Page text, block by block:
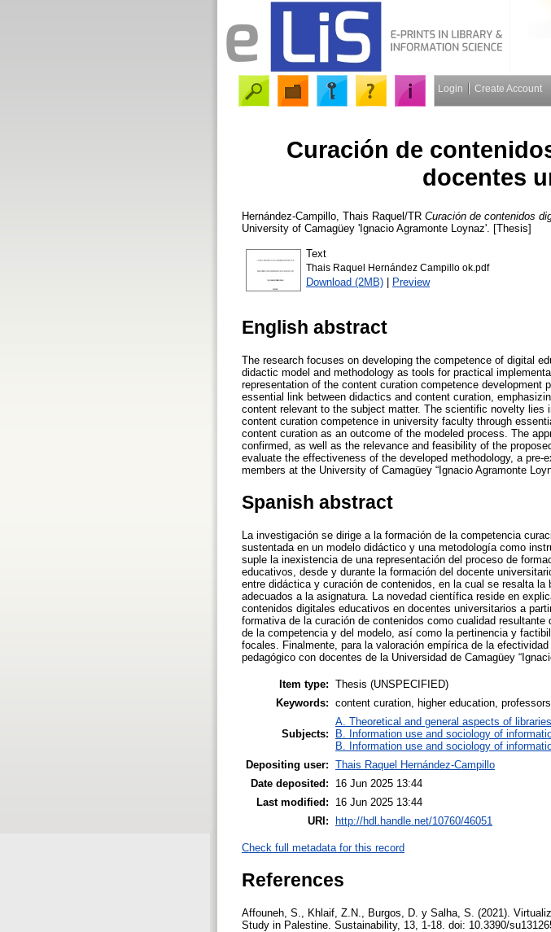
Login Create Account
Curación de
docentes
Hernández-Campillo, Thais Raquel/TR Curación de contenidos
University of Camagüey 'Ignacio Agramonte Loynaz'. [Thesis]
Text
Thais Raquel Hernández Campillo ok.pdf
Download (2MB) | Preview
English abstract
The research focuses on developing the competence of digital
didactic model and methodology as tools for practical
representation of the content curation competence
essential link between didactics and content curation,
content relevant to the subject matter. The scientific novelty lies
content curation competence in university faculty through
content curation as an outcome of the modeled process. The
confirmed, as well as the relevance and feasibility of the
evaluate the effectiveness of the developed methodology, a
members at the University of Camagüey “Ignacio Agramonte
Spanish abstract
La investigación se dirige a la formación de la competencia
sustentada en un modelo didáctico y una metodología como
suple la inexistencia de una representación del proceso de
educativos, desde y durante la formación del docente
entre didáctica y curación de contenidos, en la cual se resalta
adecuados a la asignatura. La novedad científica reside en
contenidos digitales educativos en docentes universitarios a
formativa de la curación de contenidos como cualidad
de la competencia y del modelo, así como la pertinencia y
focales. Finalmente, para la valoración empírica de la
pedagógico con docentes de la Universidad de Camagüey
Item type: Thesis (UNSPECIFIED)
Keywords: content curation, higher education,
Subjects:
A. Theoretical and general aspects of
B. Information use and sociology of
B. Information use and sociology of
Depositing user: Thais Raquel Hernández-Campillo
Date deposited:
16 Jun 2025 13:44
Last modified:
16 Jun 2025 13:44
URI:
http://hdl.handle.net/10760/46051
Check full metadata for this record
References
Affouneh, S., Khlaif, Z.N., Burgos, D. y Salha, S. (2021).
Study in Palestine. Sustainability, 13, 1-18. doi: 10.3390/